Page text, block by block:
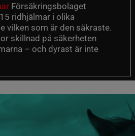
Försäkringsbolaget
ridhjälmar i olika
vilken som är den säkraste.
skillnad på säkerheten
– och dyrast är inte